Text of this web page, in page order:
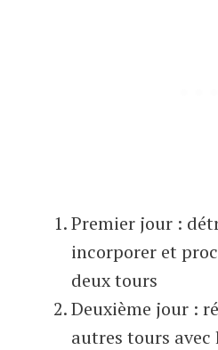
Premier jour :
incorporer et
deux tours
Deuxième jour :
autres tours avec